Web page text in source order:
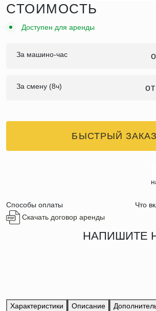
СТОИМОСТЬ
Доступен для аренды
За машино-час
За смену (8ч)
БЫСТРЫЙ ЗАКАЗ
Способы оплаты
Что
Скачать договор аренды
НАПИШИТЕ
Характеристики Описание